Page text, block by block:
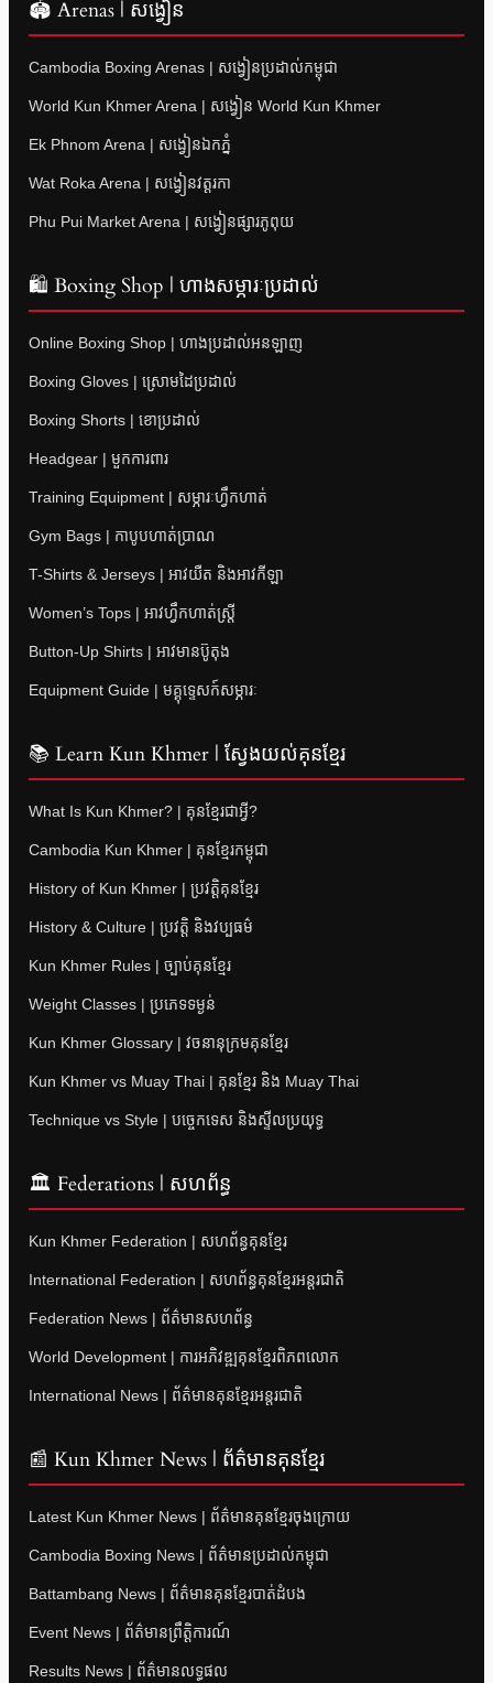
🏟 Arenas | សង្វៀន
Cambodia Boxing Arenas | សង្វៀនប្រដាល់កម្ពុជា
World Kun Khmer Arena | សង្វៀន World Kun Khmer
Ek Phnom Arena | សង្វៀនឯកភ្នំ
Wat Roka Arena | សង្វៀនវត្តរកា
Phu Pui Market Arena | សង្វៀនផ្សារភូពុយ
🛍 Boxing Shop | ហាងសម្ភារៈប្រដាល់
Online Boxing Shop | ហាងប្រដាល់អនឡាញ
Boxing Gloves | ស្រោមដៃប្រដាល់
Boxing Shorts | ខោប្រដាល់
Headgear | មួកការពារ
Training Equipment | សម្ភារៈហ្វឹកហាត់
Gym Bags | កាបូបហាត់ប្រាណ
T-Shirts & Jerseys | អាវយឺត និងអាវកីឡា
Women’s Tops | អាវហ្វឹកហាត់ស្ត្រី
Button-Up Shirts | អាវមានប៊ូតុង
Equipment Guide | មគ្គុទ្ទេសក៍សម្ភារៈ
📚 Learn Kun Khmer | ស្វែងយល់គុនខ្មែរ
What Is Kun Khmer? | គុនខ្មែរជាអ្វី?
Cambodia Kun Khmer | គុនខ្មែរកម្ពុជា
History of Kun Khmer | ប្រវត្តិគុនខ្មែរ
History & Culture | ប្រវត្តិ និងវប្បធម៌
Kun Khmer Rules | ច្បាប់គុនខ្មែរ
Weight Classes | ប្រភេទទម្ងន់
Kun Khmer Glossary | វចនានុក្រមគុនខ្មែរ
Kun Khmer vs Muay Thai | គុនខ្មែរ និង Muay Thai
Technique vs Style | បច្ចេកទេស និងស្ទីលប្រយុទ្ធ
🏛 Federations | សហព័ន្ធ
Kun Khmer Federation | សហព័ន្ធគុនខ្មែរ
International Federation | សហព័ន្ធគុនខ្មែរអន្តរជាតិ
Federation News | ព័ត៌មានសហព័ន្ធ
World Development | ការអភិវឌ្ឍគុនខ្មែរពិភពលោក
International News | ព័ត៌មានគុនខ្មែរអន្តរជាតិ
📰 Kun Khmer News | ព័ត៌មានគុនខ្មែរ
Latest Kun Khmer News | ព័ត៌មានគុនខ្មែរចុងក្រោយ
Cambodia Boxing News | ព័ត៌មានប្រដាល់កម្ពុជា
Battambang News | ព័ត៌មានគុនខ្មែរបាត់ដំបង
Event News | ព័ត៌មានព្រឹត្តិការណ៍
Results News | ព័ត៌មានលទ្ធផល